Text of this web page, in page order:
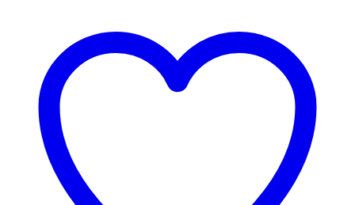
chosen